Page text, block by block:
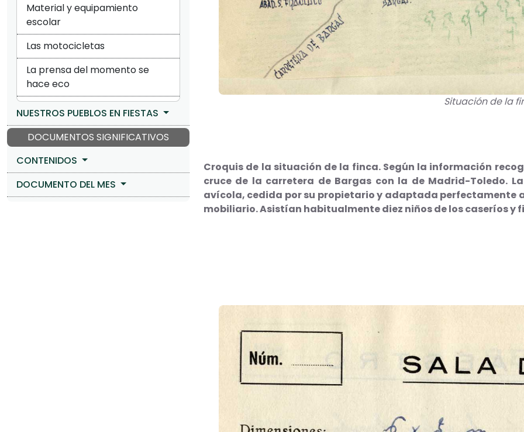
Material y equipamiento
escolar
Las motocicletas
La prensa del momento se
hace eco
NUESTROS PUEBLOS EN FIESTAS
DOCUMENTOS SIGNIFICATIVOS
CONTENIDOS
DOCUMENTO DEL MES
Situación de la
Croquis de la situación de la finca. Según la información
cruce de la carretera de Bargas con la de Madrid-Toledo.
avícola, cedida por su propietario y adaptada perfectamente
mobiliario. Asistían habitualmente diez niños de los caseríos y